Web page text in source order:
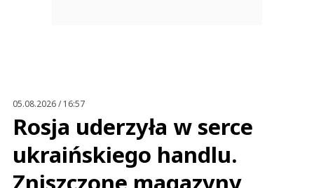
05.08.2026 / 16:57
Rosja uderzyła w serce
ukraińskiego handlu.